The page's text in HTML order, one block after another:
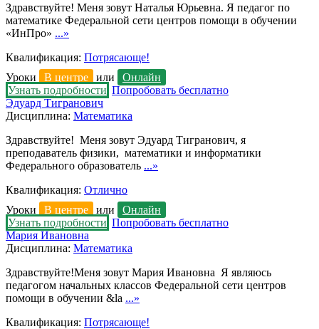
Здравствуйте! Меня зовут Наталья Юрьевна. Я педагог по
математике Федеральной сети центров помощи в обучении
«ИнПро» ...»
Квалификация: Потрясающе!
Уроки
В центре или
Онлайн
Узнать подробности Попробовать бесплатно
Эдуард Тигранович
Дисциплина: Математика
Здравствуйте! Меня зовут Эдуард Тигранович, я
преподаватель физики, математики и информатики
Федерального образователь ...»
Квалификация: Отлично
Уроки
В центре или
Онлайн
Узнать подробности Попробовать бесплатно
Мария Ивановна
Дисциплина: Математика
Здравствуйте!Меня зовут Мария Ивановна Я являюсь
педагогом начальных классов Федеральной сети центров
помощи в обучении &la ...»
Квалификация: Потрясающе!